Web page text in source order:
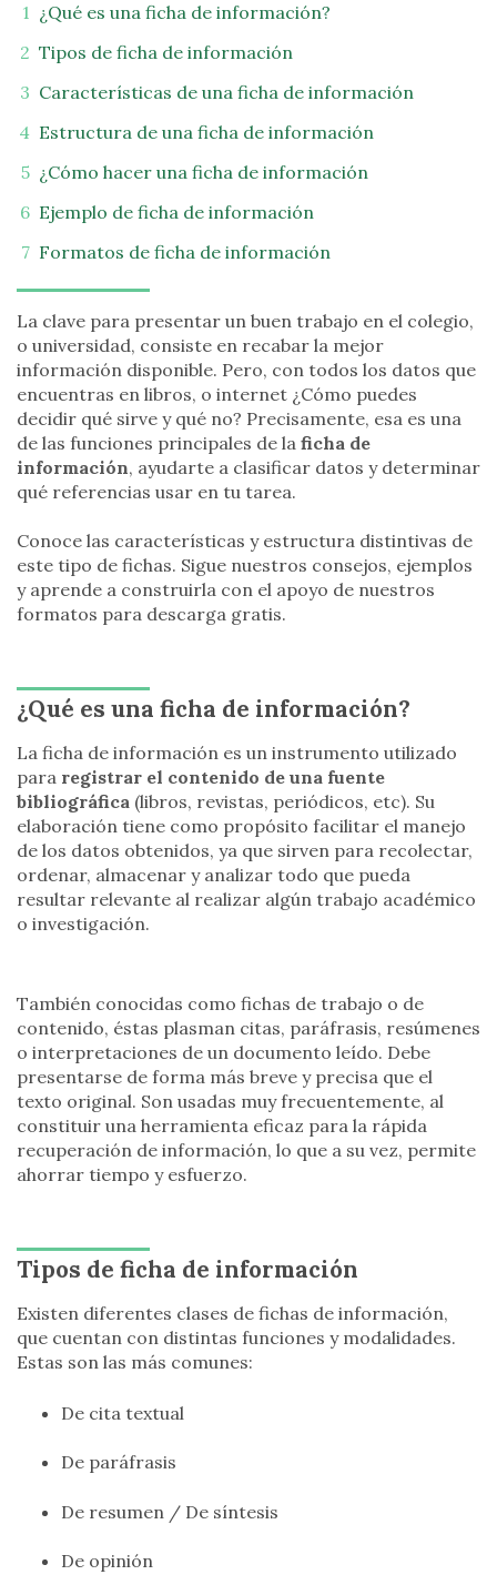
¿Qué es una ficha de información?
Tipos de ficha de información
Características de una ficha de información
Estructura de una ficha de información
¿Cómo hacer una ficha de información
Ejemplo de ficha de información
Formatos de ficha de información
La clave para presentar un buen trabajo en el colegio,
o universidad, consiste en recabar la mejor
información disponible. Pero, con todos los datos que
encuentras en libros, o internet ¿Cómo puedes
decidir qué sirve y qué no? Precisamente, esa es una
de las funciones principales de la ficha de
información, ayudarte a clasificar datos y determinar
qué referencias usar en tu tarea.
Conoce las características y estructura distintivas de
este tipo de fichas. Sigue nuestros consejos, ejemplos
y aprende a construirla con el apoyo de nuestros
formatos para descarga gratis.
¿Qué es una ficha de información?
La ficha de información es un instrumento utilizado
para registrar el contenido de una fuente
bibliográfica (libros, revistas, periódicos, etc). Su
elaboración tiene como propósito facilitar el manejo
de los datos obtenidos, ya que sirven para recolectar,
ordenar, almacenar y analizar todo que pueda
resultar relevante al realizar algún trabajo académico
o investigación.
También conocidas como fichas de trabajo o de
contenido, éstas plasman citas, paráfrasis, resúmenes
o interpretaciones de un documento leído. Debe
presentarse de forma más breve y precisa que el
texto original. Son usadas muy frecuentemente, al
constituir una herramienta eficaz para la rápida
recuperación de información, lo que a su vez, permite
ahorrar tiempo y esfuerzo.
Tipos de ficha de información
Existen diferentes clases de fichas de información,
que cuentan con distintas funciones y modalidades.
Estas son las más comunes:
De cita textual
De paráfrasis
De resumen / De síntesis
De opinión